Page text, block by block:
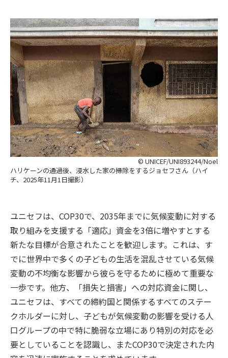
© UNICEF/UNI893244/Noel
ハリケーンの通過後、浸水した家の掃除をするジョセフさん（ハイ
チ、2025年11月1日撮影）
ユニセフは、COP30で、2035年までに気候変動に対する
取り組みを支援する「適応」資金を3倍に増やすとする
新たな目標が合意されたことを歓迎します。これは、す
でに世界中で多くの子どもの生活を混乱させている気候
変動の不均衡な影響から彼らを守るために極めて重要な
一歩です。他方、「損失と損害」への対応資金に関し、
ユニセフは、すべての締約国と関係するすべてのステー
クホルダーに対し、子どもが気候変動の影響を受ける人
口グループの中で特に脆弱な立場にあり特別の対応を必
要としていることを認識し、またCOP30で決定された内